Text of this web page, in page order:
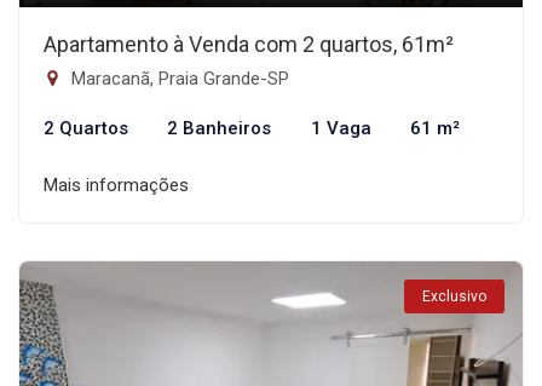
Apartamento à Venda com 2 quartos, 61m²
Maracanã, Praia Grande-SP
2 Quartos 2 Banheiros 1 Vaga 61 m²
Mais informações
Exclusivo